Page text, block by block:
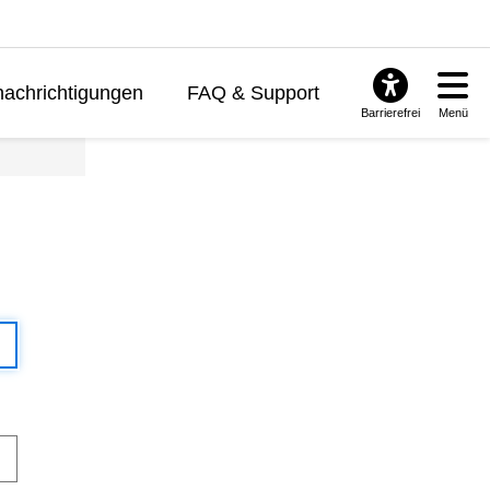
FAQ & Support
Barrierefrei Menü